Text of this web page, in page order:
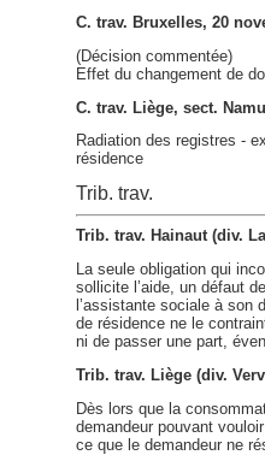
C. trav. Bruxelles, 20
(Décision commentée)
Effet du changement de
C. trav. Liège, sect.
Radiation des registres -
résidence
Trib. trav.
Trib. trav. Hainaut (div.
La seule obligation qui
sollicite l’aide, un défaut
l’assistante sociale à son
de résidence ne le
ni de passer une part,
Trib. trav. Liège (div.
Dès lors que la
demandeur pouvant
ce que le demandeur ne